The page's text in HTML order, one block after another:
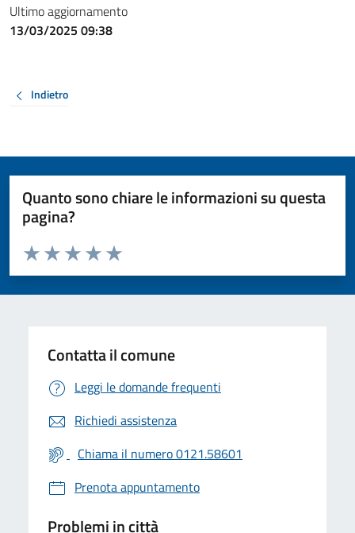
Ultimo aggiornamento
13/03/2025 09:38
Indietro
Quanto sono chiare le informazioni su questa
pagina?
Valuta da 1 a 5 stelle la pagina
Valuta 5 stelle su 5
Valuta 4 stelle su 5
Valuta 3 stelle su 5
Valuta 2 stelle su 5
Valuta 1 stelle su 5
Contatta il comune
Leggi le domande frequenti
Richiedi assistenza
Chiama il numero 0121.58601
Prenota appuntamento
Problemi in città